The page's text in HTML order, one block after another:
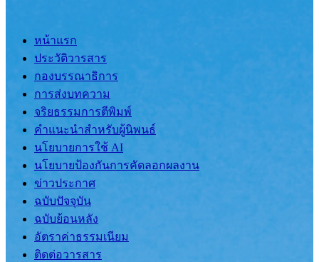
หน้าแรก
ประวัติวารสาร
กองบรรณาธิการ
การส่งบทความ
จริยธรรมการตีพิมพ์
คำแนะนำสำหรับผู้นิพนธ์
นโยบายการใช้ AI
นโยบายป้องกันการคัดลอกผลงาน
ข่าวประกาศ
ฉบับปัจจุบัน
ฉบับย้อนหลัง
อัตราค่าธรรมเนียม
ติดต่อวารสาร